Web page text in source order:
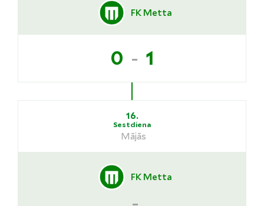
FK Metta
0 - 1
16.
Sestdiena
Mājās
FK Metta